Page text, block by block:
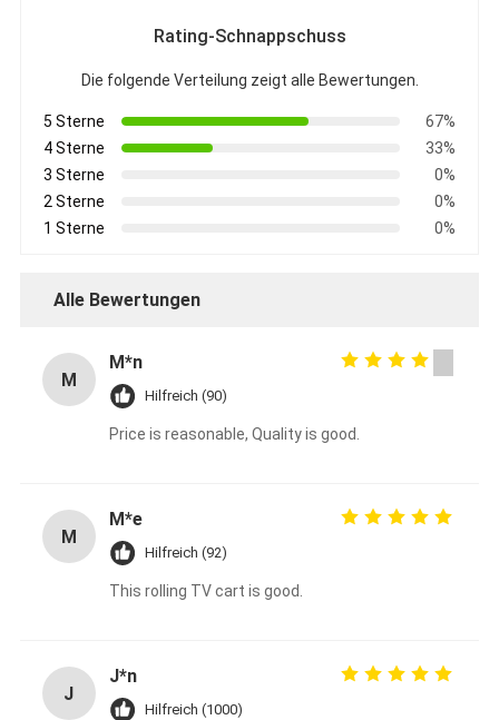
Rating-Schnappschuss
Die folgende Verteilung zeigt alle Bewertungen.
5 Sterne
67%
4 Sterne
33%
3 Sterne
0%
2 Sterne
0%
1 Sterne
0%
Alle Bewertungen
M
M*n
Hilfreich (90)
Price is reasonable, Quality is good.
M
M*e
Hilfreich (92)
This rolling TV cart is good.
J
J*n
Hilfreich (1000)